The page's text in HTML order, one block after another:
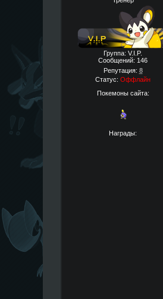
Группа: V.I.P.
Сообщений: 146
Репутация: 8
Статус: Оффлайн
Покемоны сайта:
Награды: